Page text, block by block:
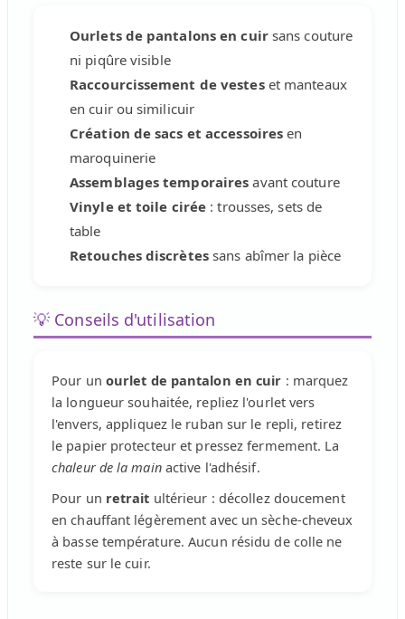
Ourlets de pantalons en cuirsans couture
ni piqûre visible
Raccourcissement de vesteset manteaux
en cuir ou similicuir
Création de sacs et accessoires en
maroquinerie
Assemblages temporaires avant couture
Vinyle et toile cirée : trousses, sets de
table
Retouches discrètessans abîmer la pièce
💡 Conseils d'utilisation
Pour un ourlet de pantalon en cuir : marquez
la longueur souhaitée, repliez l'ourlet vers
l'envers, appliquez le ruban sur le repli, retirez
le papier protecteur et pressez fermement. La
chaleur de la mainactive l'adhésif.
Pour un retrait ultérieur : décollez doucement
en chauffant légèrement avec un sèche-cheveux
à basse température. Aucun résidu de colle ne
reste sur le cuir.